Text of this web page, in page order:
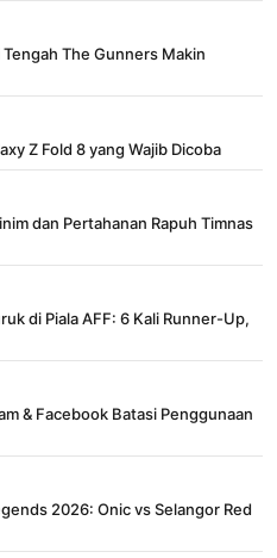
The Gunners Makin
Z Fold 8 yang Wajib Dicoba
dan Pertahanan Rapuh Timnas
di Piala AFF: 6 Kali Runner-Up,
& Facebook Batasi Penggunaan
2026: Onic vs Selangor Red